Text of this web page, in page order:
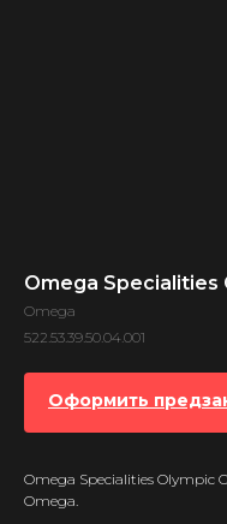
Omega
Omega
522.53.39.50.04.001
Оформить
Omega Specialities Olympic
Omega.